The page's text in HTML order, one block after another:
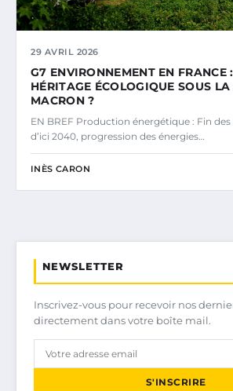
29 AVRIL 2026
G7 ENVIRONNEMENT EN FRANCE
HÉRITAGE ÉCOLOGIQUE SOUS
MACRON ?
EN BREF Production énergétique : Fin
d’ici 2040, progression des énergies…
INÈS CARON
NEWSLETTER
Inscrivez-vous pour recevoir nos
directement dans votre boîte mail.
S'INSCRIRE